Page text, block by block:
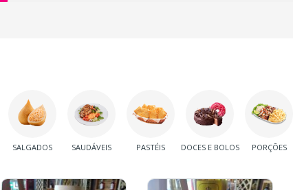
SALGADOS SAUDÁVEIS PASTÉIS DOCES E BOLOS PORÇÕES